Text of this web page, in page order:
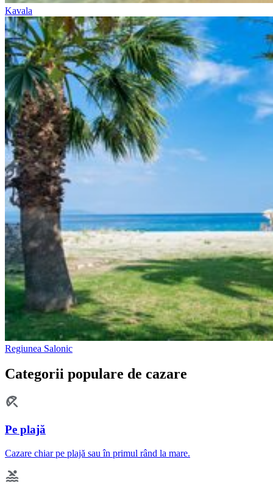
Kavala
Regiunea Salonic
Categorii populare de cazare
Pe plajă
Cazare chiar pe plajă sau în primul rând la mare.